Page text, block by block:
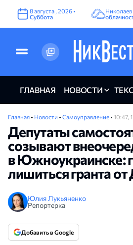
8августа ,2026 •
Суббота
Николаев
ГЛАВНАЯ НОВОСТИ
Главная • Новости • Самоуправление • 10:47,
Депутаты
созывают
в Южноукраинске:
лишиться гранта
Юлия Лукьяненко
Репортерка
Добавить в Google